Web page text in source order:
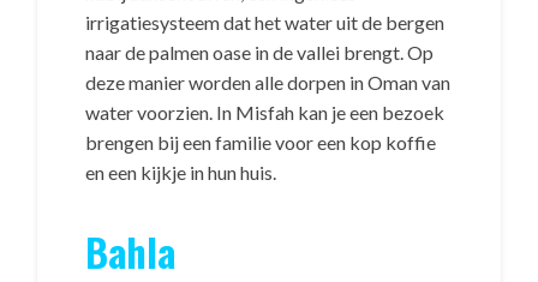
irrigatiesysteem dat het water uit de bergen
naar de palmen oase in de vallei brengt. Op
deze manier worden alle dorpen in Oman van
water voorzien. In Misfah kan je een bezoek
brengen bij een familie voor een kop koffie
en een kijkje in hun huis.
Bahla